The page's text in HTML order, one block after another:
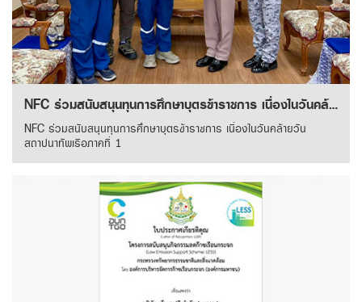
NFC ร่วมสนับสนุนทุนการศึกษาบุตรข้าราชการ เนื่องในวันคล้ายวันสถาปนาทัพเรือภาคที่ 1
NFC ร่วมสนับสนุนทุนการศึกษาบุตรข้าราชการ เนื่องในวันคล้ายวัน
สถาปนาทัพเรือภาคที่ 1